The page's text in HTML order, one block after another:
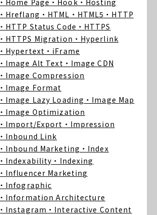
・Home Page ・Hook ・Hosting
・Hreflang ・HTML ・HTML5 ・HTTP
・HTTP Status Code ・HTTPS
・HTTPS Migration ・Hyperlink
・Hypertext ・iFrame
・Image Alt Text ・Image CDN
・Image Compression
・Image Format
・Image Lazy Loading ・Image Map
・Image Optimization
・Import/Export ・Impression
・Inbound Link
・Inbound Marketing ・Index
・Indexability ・Indexing
・Influencer Marketing
・Infographic
・Information Architecture
・Instagram ・Interactive Content